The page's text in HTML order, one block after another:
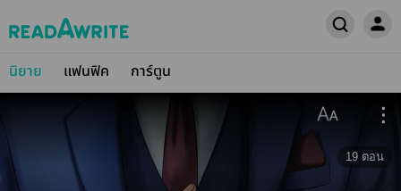
นิยาย แฟนฟิค การ์ตูน
19 ตอน